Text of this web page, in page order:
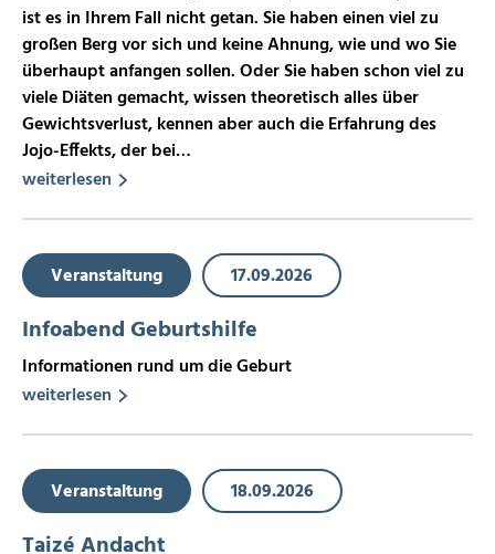
ist es in Ihrem Fall nicht getan. Sie haben einen viel zu
großen Berg vor sich und keine Ahnung, wie und wo Sie
überhaupt anfangen sollen. Oder Sie haben schon viel zu
viele Diäten gemacht, wissen theoretisch alles über
Gewichtsverlust, kennen aber auch die Erfahrung des
Jojo-Effekts, der bei…
weiterlesen
Veranstaltung 17.09.2026
Infoabend Geburtshilfe
Informationen rund um die Geburt
weiterlesen
Veranstaltung 18.09.2026
Taizé Andacht